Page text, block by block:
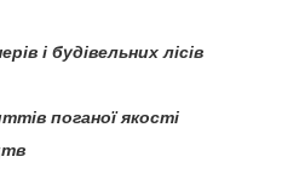
і будівельних лісів
поганої якості